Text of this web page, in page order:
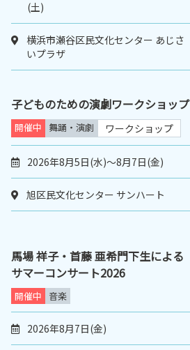
(土)
横浜市瀬谷区民文化センター あじさ
いプラザ
子どものための演劇ワークショップ
開催中 舞踊・演劇 ワークショップ
2026年8月5日(水)～8月7日(金)
旭区民文化センター サンハート
馬場 祥子・首藤 亜希門下生による
サマーコンサート2026
開催中 音楽
2026年8月7日(金)